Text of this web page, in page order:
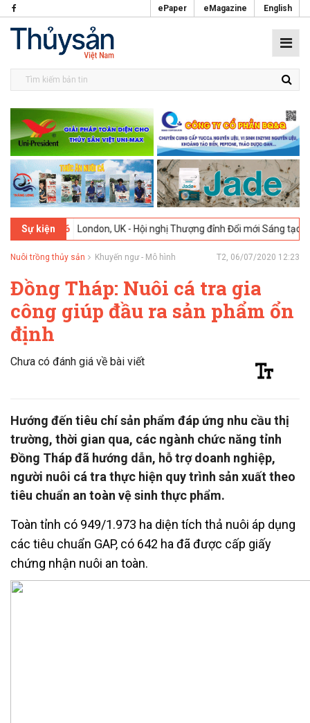
ePaper eMagazine English
Sự kiện
2026 London, UK - Hội nghị Thượng đỉnh Đổi mới Sáng tạo trong
Nuôi trồng thủy sản Khuyến ngư - Mô hình T2, 06/07/2020 12:23
Đồng Tháp: Nuôi cá tra gia
công giúp đầu ra sản phẩm ổn
định
Chưa có đánh giá về bài viết
Hướng đến tiêu chí sản phẩm đáp ứng nhu cầu thị
trường, thời gian qua, các ngành chức năng tỉnh
Đồng Tháp đã hướng dẫn, hỗ trợ doanh nghiệp,
người nuôi cá tra thực hiện quy trình sản xuất theo
tiêu chuẩn an toàn vệ sinh thực phẩm.
Toàn tỉnh có 949/1.973 ha diện tích thả nuôi áp dụng
các tiêu chuẩn GAP, có 642 ha đã được cấp giấy
chứng nhận nuôi an toàn.